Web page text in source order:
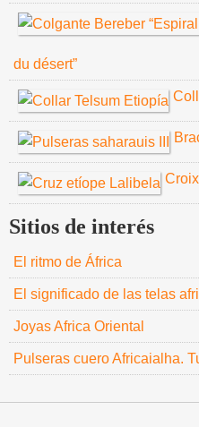
du désert”
Sitios de interés
El ritmo de África
El significado de las telas
Joyas Africa Oriental
Pulseras cuero Africaialha.